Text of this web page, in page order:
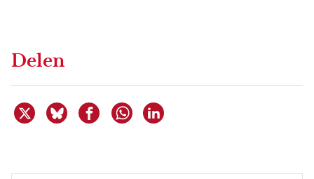
Delen
Deel dit item op X
Deel dit item op Bluesky
Deel dit item op Facebook
Delen via WhatsApp